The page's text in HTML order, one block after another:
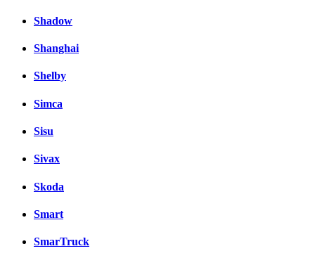
Shadow
Shanghai
Shelby
Simca
Sisu
Sivax
Skoda
Smart
SmarTruck